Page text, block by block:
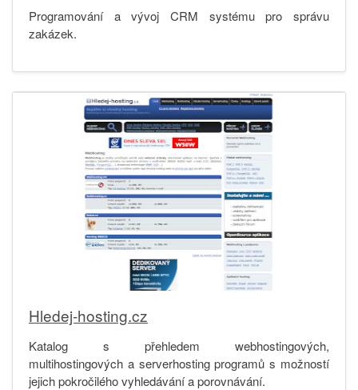
Programování a vývoj CRM systému pro správu
zakázek.
Hledej-hosting.cz
Katalog s přehledem webhostingových,
multihostingových a serverhosting programů s možností
jejich pokročilého vyhledávání a porovnávání.